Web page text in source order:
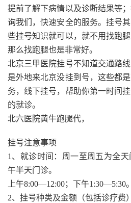
提前了解下病情以及诊断结果等
询我们，快速安全的服务。挂号
些挂号知识就可以，就不用找跑
那么找跑腿也是非常好。
北京三甲医院挂号不知道交通路
是外地来北京没挂到号，这些都
务，线下挂号，帮助你第一时间
的就诊。
北六医院黄牛跑腿代，
挂号注意事项
1、就诊时间：周一至周五为全
午半天门诊。
上午8:00—12:00；下午1:30—5:30。
2、挂号种类及金额（包括诊疗费